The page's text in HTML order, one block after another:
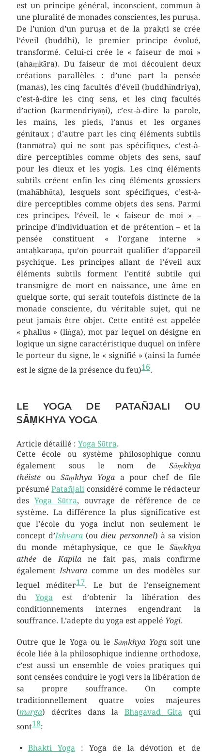
est un principe général, inconscient, commun à
une pluralité de monades conscientes, les puruṣa.
De l’union d’un puruṣa et de la prakṛti se crée
l’éveil (buddhi), le premier principe évolué,
transformé. Celui-ci crée le « faiseur de moi »
(ahaṃkāra). Du faiseur de moi découlent deux
créations parallèles : d’une part la pensée
(manas), les cinq facultés d’éveil (buddhīndriya),
c’est-à-dire les cinq sens, et les cinq facultés
d’action (karmendriyāṇi), c’est-à-dire la parole,
les mains, les pieds, l’anus et les organes
génitaux ; d’autre part les cinq éléments subtils
(tanmātra) qui ne sont pas spécifiques, c’est-à-
dire perceptibles comme objets des sens, sauf
pour les dieux et les yogis. Les cinq éléments
subtils créent enfin les cinq éléments grossiers
(mahābhūta), lesquels sont spécifiques, c’est-à-
dire perceptibles comme objets des sens. Parmi
ces principes, l’éveil, le « faiseur de moi » –
principe d’individuation et de prétention – et la
pensée constituent « l’organe interne »
antaḥkaraṇa, qu’on pourrait qualifier d’appareil
psychique. Les principes allant de l’éveil aux
éléments subtils forment l’entité subtile qui
transmigre de mort en naissance, une âme en
quelque sorte, qui serait toutefois distincte de la
monade consciente, du véritable sujet, qui ne
peut jamais être objet. Cette entité est appelée
« phallus » (liṅga), mot par lequel on désigne en
logique un signe caractéristique duquel on infère
le porteur du signe, le « signifié » (ainsi la fumée
est le signe de la présence du feu)16.
LE YOGA DE PATAÑJALI OU
SĀṂKHYA YOGA
Article détaillé : Yoga Sūtra.
Cette école ou système philosophique connu
également sous le nom deSāṃkhya
théisteou Sāṃkhya Yogaa pour chef de file
présuméPatañjali considéré comme le rédacteur
desYoga Sūtra, ouvrage de référence de ce
système. La différence la plus significative est
que l’école du yoga inclut non seulement le
concept d’Ishvara(oudieu personnel) à sa vision
du monde métaphysique, ce que leSāṃkhya
athéedeKapilane fait pas, mais confirme
égalementIshvara comme un des modèles sur
lequel méditer17. Le but de l’enseignement
du Yoga est d’obtenir la libération des
conditionnements internes engendrant la
souffrance. L’adepte du yoga est appelé Yogi.
Outre que le Yoga ou leSāṃkhya Yogasoit une
école liée à la philosophique indienne orthodoxe,
c’est aussi un ensemble de voies pratiques qui
sont censées conduire le yogi vers la libération de
sa propre souffrance. On compte
traditionnellement quatre voies majeures
(mārga) décrites dans laBhagavad Gita qui
sont18:
Bhakti Yoga: Yoga de la dévotion et de